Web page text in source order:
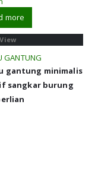
more
GANTUNG
gantung minimalis
sangkar burung